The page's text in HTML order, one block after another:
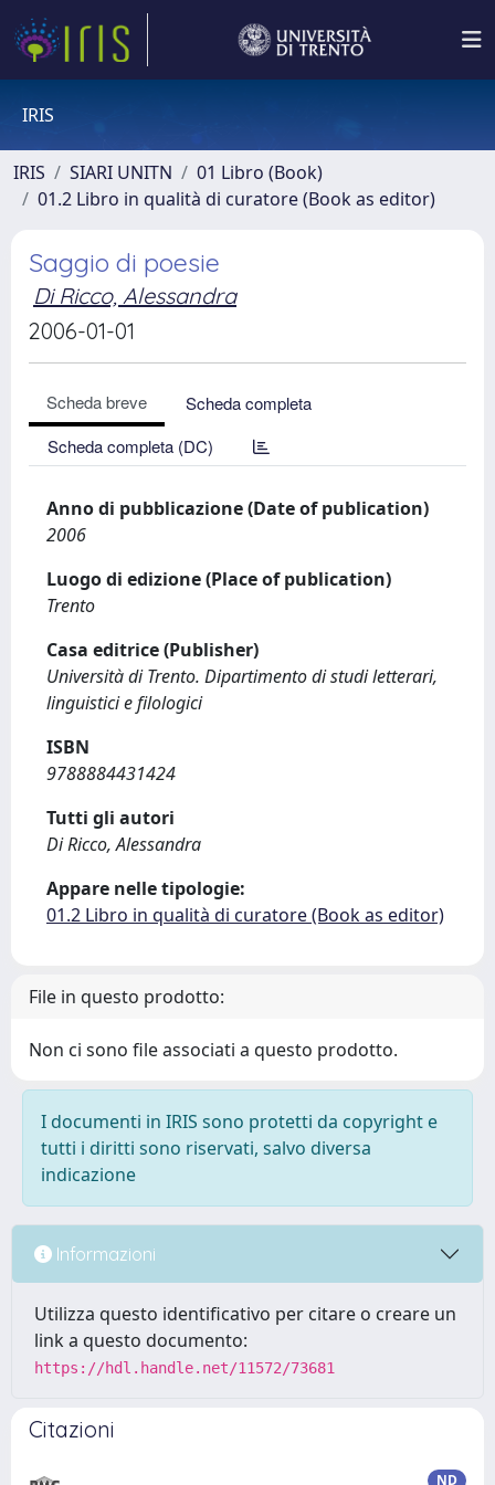
IRIS
IRIS SIARI UNITN
01 Libro (Book)
01.2 Libro in qualità di curatore (Book as editor)
Saggio di poesie
Di Ricco, Alessandra
2006-01-01
Scheda breve
Scheda completa
Scheda completa (DC)
Anno di pubblicazione (Date of publication)
2006
Luogo di edizione (Place of publication)
Trento
Casa editrice (Publisher)
Università di Trento. Dipartimento di studi letterari,
linguistici e filologici
ISBN
9788884431424
Tutti gli autori
Di Ricco, Alessandra
Appare nelle tipologie:
01.2 Libro in qualità di curatore (Book as editor)
File in questo prodotto:
Non ci sono file associati a questo prodotto.
I documenti in IRIS sono protetti da copyright e
tutti i diritti sono riservati, salvo diversa
indicazione
Informazioni
Utilizza questo identificativo per citare o creare un
link a questo documento:
https://hdl.handle.net/11572/73681
Citazioni
ND